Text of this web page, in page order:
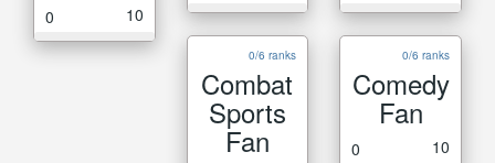
0 10
0/6 ranks
Combat
Sports
Fan
0/6 ranks
Comedy
Fan
0 10